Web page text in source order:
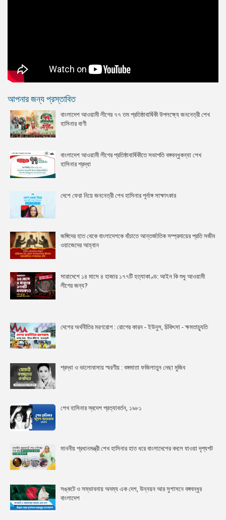
আপনার জন্য প্রস্তাবিত
বাংলাদেশ আওয়ামী লীগের ৭৭ তম প্রতিষ্ঠাবার্ষিকী উপলক্ষ্যে জননেত্রী শেখ
হাসিনার বাণী
বাংলাদেশ আওয়ামী লীগের প্রতিষ্ঠাবার্ষিকীতে সভাপতি বঙ্গবন্ধুকন্যা শেখ
হাসিনার শ্রদ্ধা
দেশে ফেরা নিয়ে জননেত্রী শেখ হাসিনার পূর্নাঙ্গ সাক্ষাৎকার
জঙ্গিদের হাত থেকে বাংলাদেশকে বাঁচাতে আন্তর্জাতিক সম্প্রদায়ের প্রতি সজীব
ওয়াজেদের আহ্বান
সারাদেশে ১৪ মাসে ৪ হাজার ১৭৭টি হত্যাকাণ্ড: আইন কি শুধু আওয়ামী
লীগের জন্য?
দেশের অর্থনীতির মরণরোগ : রোগের কারন - ইউনুস, চিকিৎসা - ক্ষমতাচ্যুতি
শ্রদ্ধা ও ভালোবাসায় স্মরণীয় : বঙ্গমাতা ফজিলাতুন নেছা মুজিব
শেখ হাসিনার স্বদেশ প্রত্যাবর্তন, ১৯৮১
মাননীয় প্রধানমন্ত্রী শেখ হাসিনার হাত ধরে বাংলাদেশের বদলে যাওয়া দৃশ্যপট
সঙ্কটে ও সম্ভাবনায় অদম্য এক দেশ, উন্নয়ন আর সুশাসনে বঙ্গবন্ধুর
বাংলাদেশ